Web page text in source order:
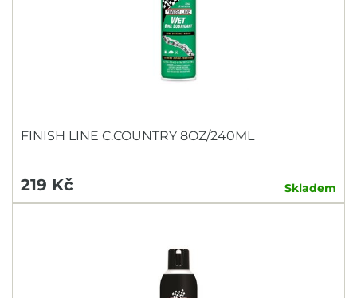
FINISH LINE C.COUNTRY 8OZ/240ML
219 Kč Skladem